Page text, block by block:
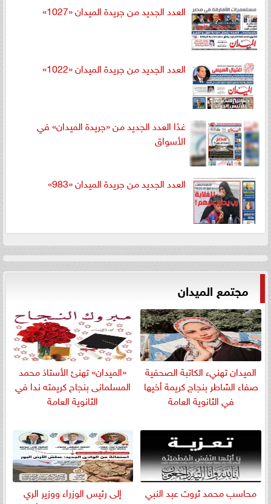
العدد الجديد من جريدة الميدان «1027»
العدد الجديد من جريدة الميدان «1022»
غدًا العدد الجديد من «جريدة الميدان» في
الأسواق
العدد الجديد من جريدة الميدان «983»
مجتمع الميدان
الميدان تهنيء الكاتبة الصحفية
صفاء الشاطر بنجاج كريمة أخيها
في الثانوية العامة
«الميدان» تهنئ الأستاذ محمد
المسلمانى بنجاح كريمته ندا في
الثانوية العامة
​محاسب محمد ثروت عبد النبي
إلى رئيس الوزراء ووزير الري